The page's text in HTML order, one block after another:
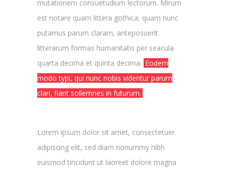
mutationem consuetudium lectorum. Mirum
est notare quam littera gothica, quam nunc
putamus parum claram, anteposuerit
litterarum formas humanitatis per seacula
quarta decima et quinta decima. Eodem
modo typi, qui nunc nobis videntur parum
clari, fiant sollemnes in futurum.
Lorem ipsum dolor sit amet, consectetuer
adipiscing elit, sed diam nonummy nibh
euismod tincidunt ut laoreet dolore magna